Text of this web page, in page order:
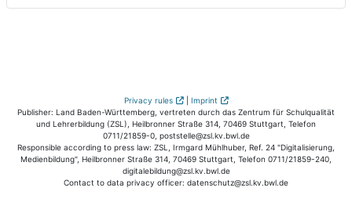
Privacy rules | Imprint
Publisher: Land Baden-Württemberg, vertreten durch das Zentrum für Schulqualität
und Lehrerbildung (ZSL), Heilbronner Straße 314, 70469 Stuttgart, Telefon
0711/21859-0, poststelle@zsl.kv.bwl.de
Responsible according to press law: ZSL, Irmgard Mühlhuber, Ref. 24 "Digitalisierung,
Medienbildung", Heilbronner Straße 314, 70469 Stuttgart, Telefon 0711/21859-240,
digitalebildung@zsl.kv.bwl.de
Contact to data privacy officer: datenschutz@zsl.kv.bwl.de